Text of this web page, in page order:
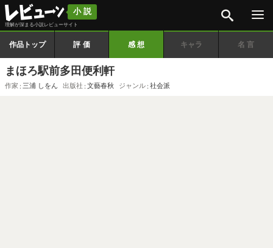
小説
理解が深まる小説レビューサイト
作品トップ 評価 感想 キャラ 名言
まほろ駅前多田便利軒
作家 三浦 しをん 出版社 文藝春秋 ジャンル 社会派